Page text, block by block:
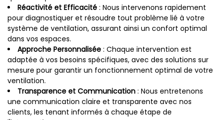
Réactivité et Efficacité : Nous intervenons rapidement
pour diagnostiquer et résoudre tout problème lié à votre
système de ventilation, assurant ainsi un confort optimal
dans vos espaces.
Approche Personnalisée : Chaque intervention est
adaptée à vos besoins spécifiques, avec des solutions sur
mesure pour garantir un fonctionnement optimal de votre
ventilation.
Transparence et Communication : Nous entretenons
une communication claire et transparente avec nos
clients, les tenant informés à chaque étape de